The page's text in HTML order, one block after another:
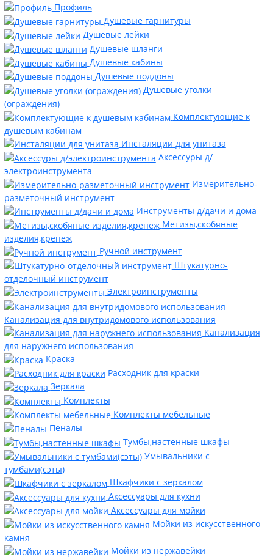
Профиль
Душевые гарнитуры
Душевые лейки
Душевые шланги
Душевые кабины
Душевые поддоны
Душевые уголки
(ограждения)
Комплектующие к
душевым кабинам
Инсталяции для унитаза
Аксессуры д/
электроинструмента
Измерительно-
разметочный инструмент
Инструменты д/дачи и дома
Метизы,скобяные
изделия,крепеж
Ручной инструмент
Штукатурно-
отделочный инструмент
Электроинструменты
Канализация для внутридомового использования
Канализация
для наружнего использования
Краска
Расходник для краски
Зеркала
Комплекты
Комплекты мебельные
Пеналы
Тумбы,настенные шкафы
Умывальники с
тумбами(сэты)
Шкафчики с зеркалом
Аксессуары для кухни
Аксессуары для мойки
Мойки из искусственного
камня
Мойки из нержавейки